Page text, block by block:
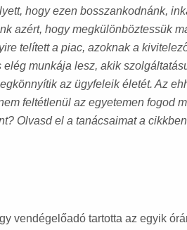
hogy ezen bosszankodnánk,
azért, hogy megkülönböztessük
telített a piac, azoknak a
elég munkája lesz, akik
az ügyfeleik életét. Az
feltétlenül az egyetemen fogod
Olvasd el a tanácsaimat a
vendégelőadó tartotta az egyik